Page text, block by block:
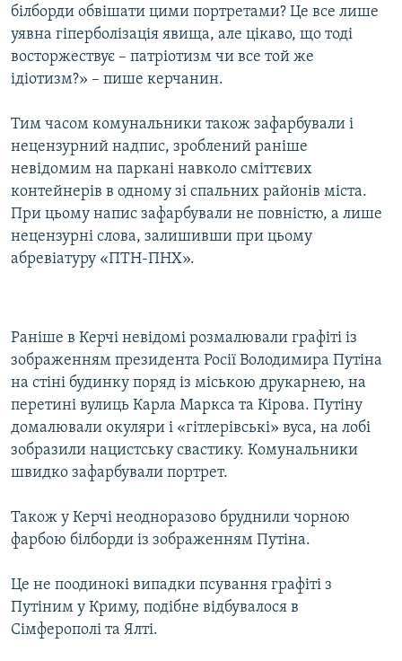
білборди обвішати цими портретами? Це все лише
уявна гіперболізація явища, але цікаво, що тоді
восторжествує – патріотизм чи все той же
ідіотизм?» – пише керчанин.
Тим часом комунальники також зафарбували і
нецензурний надпис, зроблений раніше
невідомим на паркані навколо сміттєвих
контейнерів в одному зі спальних районів міста.
При цьому напис зафарбували не повністю, а лише
нецензурні слова, залишивши при цьому
абревіатуру «ПТН-ПНХ».
Раніше в Керчі невідомі розмалювали графіті із
зображенням президента Росії Володимира Путіна
на стіні будинку поряд із міською друкарнею, на
перетині вулиць Карла Маркса та Кірова. Путіну
домалювали окуляри і «гітлерівські» вуса, на лобі
зобразили нацистську свастику. Комунальники
швидко зафарбували портрет.
Також у Керчі неодноразово бруднили чорною
фарбою білборди із зображенням Путіна.
Це не поодинокі випадки псування графіті з
Путіним у Криму, подібне відбувалося в
Сімферополі та Ялті.